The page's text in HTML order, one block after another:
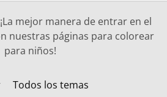
mejor manera de entrar en el
nuestras páginas para colorear
para niños!
Todos los temas